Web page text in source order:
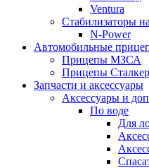
Ventura
Стабилизаторы
N-Power
Автомобильные
Прицепы МЗСА
Прицепы Сталкер
Запчасти и аксессуары
Аксессуары и
По воде
Для